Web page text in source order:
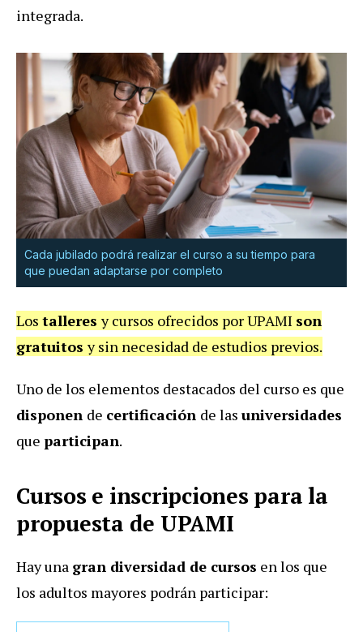
integrada.
Cada jubilado podrá realizar el curso a su tiempo para
que puedan adaptarse por completo
Los talleresy cursos ofrecidos por UPAMI son
gratuitosy sin necesidad de estudios previos.
Uno de los elementos destacados del curso es que
disponen de certificación de las universidades
que participan.
Cursos e inscripciones para la
propuesta de UPAMI
Hay una gran diversidad de cursos en los que
los adultos mayores podrán participar: